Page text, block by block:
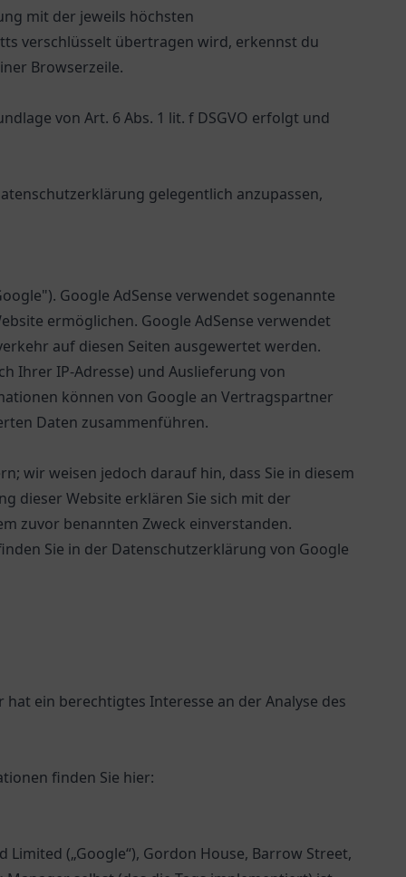
mit der jeweils höchsten
verschlüsselt übertragen wird, erkennst du
Browserzeile.
von Art. 6 Abs. 1 lit. f DSGVO erfolgt und
gelegentlich anzupassen,
Google AdSense verwendet sogenannte
ermöglichen. Google AdSense verwendet
auf diesen Seiten ausgewertet werden.
Ihrer IP-Adresse) und Auslieferung von
können von Google an Vertragspartner
Daten zusammenführen.
wir weisen jedoch darauf hin, dass Sie in diesem
dieser Website erklären Sie sich mit der
zuvor benannten Zweck einverstanden.
Sie in der Datenschutzerklärung von Google
ein berechtigtes Interesse an der Analyse des
finden Sie hier:
(„Google“), Gordon House, Barrow Street,